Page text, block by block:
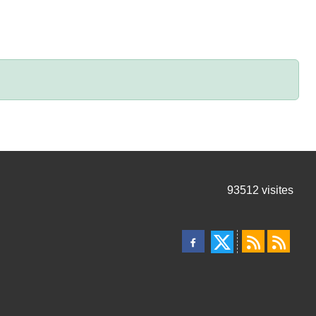
93512 visites